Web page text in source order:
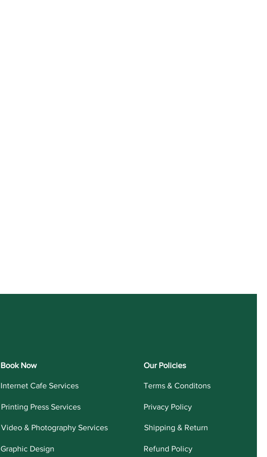
Book Now
Internet Cafe Services
Printing Press Services
Video & Photography Services
Graphic Design
Our Policies
Terms & Conditons
Privacy Policy
Shipping & Return
Refund Policy